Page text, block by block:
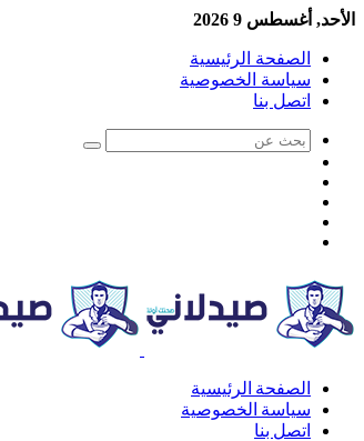
الأحد, أغسطس 9 2026
الصفحة الرئيسية
سياسة الخصوصية
اتصل بنا
الصفحة الرئيسية
سياسة الخصوصية
اتصل بنا